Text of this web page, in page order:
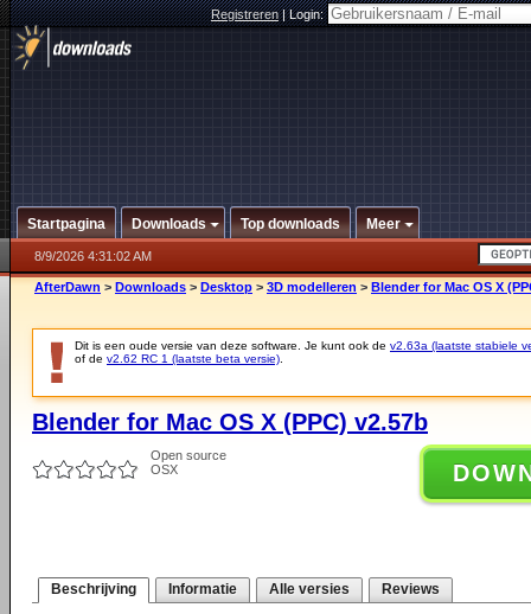
Registreren|Login:
Startpagina Downloads Top downloads Meer
8/9/2026 4:31:02 AM
AfterDawn > Downloads > Desktop > 3D modelleren > Blender for Mac OS X
Dit is een oude versie van deze software. Je kunt ook de v2.63a (laatste stabiele
of de v2.62 RC 1 (laatste beta versie)
Blender for Mac OS X (PPC) v2.57b
Open source
OSX
Beschrijving Informatie Alle versies Reviews